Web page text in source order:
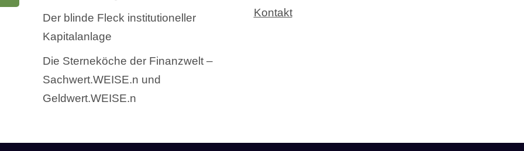
Der blinde Fleck institutioneller
Kapitalanlage
Die Sterneköche der Finanzwelt –
Sachwert.WEISE.n und
Geldwert.WEISE.n
Kontakt